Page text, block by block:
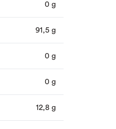
0 g
91,5 g
0 g
0 g
12,8 g